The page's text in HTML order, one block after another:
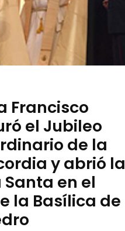
Francisco
el Jubileo
de la
y abrió la
Santa en el
la Basílica de